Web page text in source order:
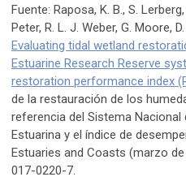
Fuente: Raposa, K. B., S.
Peter, R. L. J. Weber, G. Moore,
Evaluating tidal wetland
Estuarine Research Reserve
restoration performance index
de la restauración de los
referencia del Sistema Nacional
Estuarina y el índice de
Estuaries and Coasts (marzo
017-0220-7.